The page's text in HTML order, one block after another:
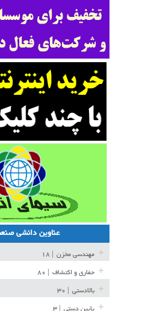
عناوین دانشی
مهندسی مخزن
حفاری و اکتشاف
بالادستی
پایین دستی